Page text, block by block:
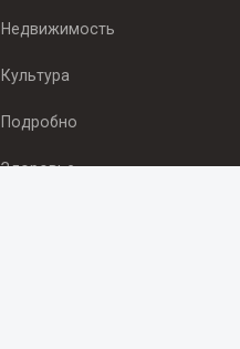
Недвижимость
Культура
Подробно
Здоровье